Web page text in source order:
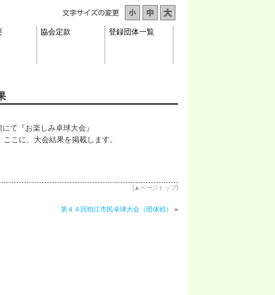
協会定款 登録団体一覧
て『お楽しみ卓球大会』
会結果を掲載します。
[▲ページトップ]
第４４回狛江市民卓球大会（団体戦） »